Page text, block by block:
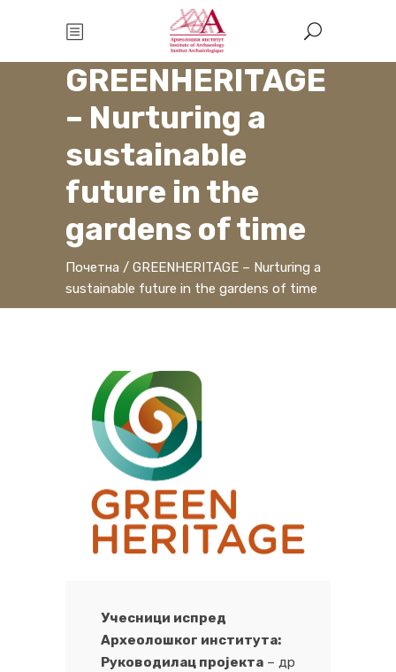
GREENHERITAGE
– Nurturing a
sustainable
future in the
gardens of time
Почетна / GREENHERITAGE – Nurturing a
sustainable future in the gardens of time
Учесници испред
Археолошког института:
Руководилац пројекта – др